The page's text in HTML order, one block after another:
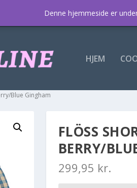
HJEM
Blue Gingham
FLÖSS
BERRY/
299,95 kr.
Denne hjemmeside er